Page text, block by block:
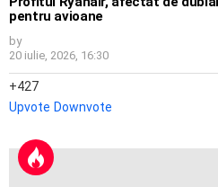
pentru avioane
by
20 iulie, 2026, 16:30
427
Upvote Downvote